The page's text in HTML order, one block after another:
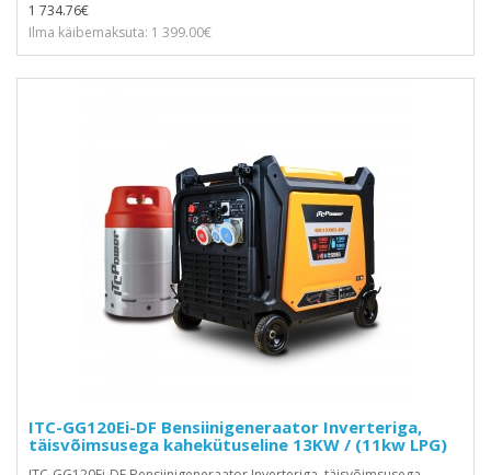
1 734.76€
Ilma käibemaksuta: 1 399.00€
ITC-GG120Ei-DF Bensiinigeneraator Inverteriga,
täisvõimsusega kahekütuseline 13KW / (11kw LPG)